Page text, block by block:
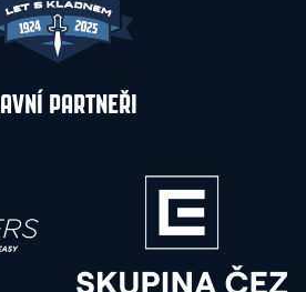
PARTNEŘI